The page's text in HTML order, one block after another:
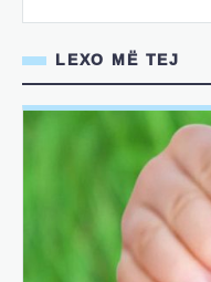
LEXO MË TEJ